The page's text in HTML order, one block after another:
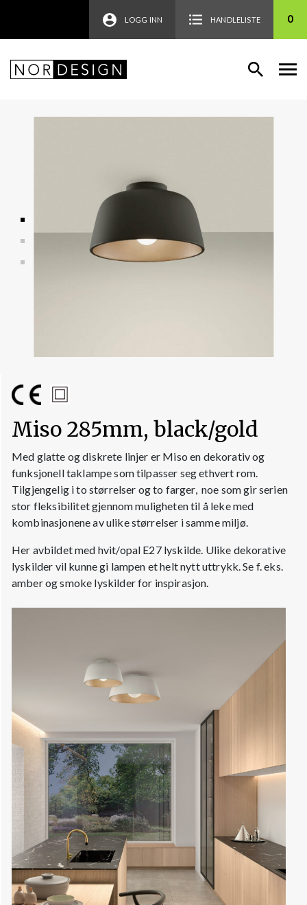
LOGG INN HANDLELISTE 0
Miso 285mm, black/gold
Med glatte og diskrete linjer er Miso en dekorativ og
funksjonell taklampe som tilpasser seg ethvert rom.
Tilgjengelig i to størrelser og to farger, noe som gir serien
stor fleksibilitet gjennom muligheten til å leke med
kombinasjonene av ulike størrelser i samme miljø.
Her avbildet med hvit/opal E27 lyskilde. Ulike dekorative
lyskilder vil kunne gi lampen et helt nytt uttrykk. Se f. eks.
amber og smoke lyskilder for inspirasjon.